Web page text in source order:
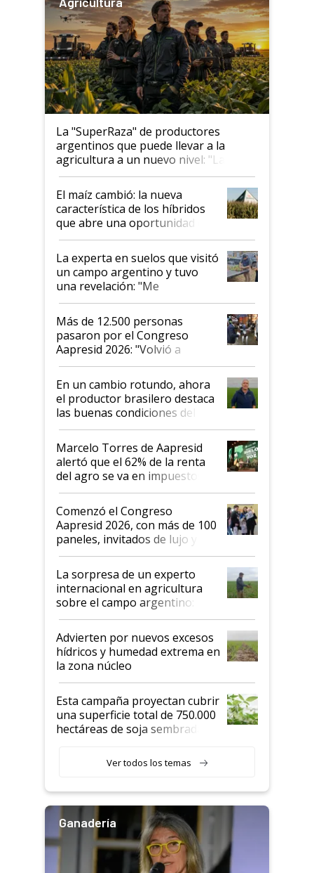
La "SuperRaza" de productores
argentinos que puede llevar a la
agricultura a un nuevo nivel: "Las
posibilidades de crecimiento son
infinitas"
El maíz cambió: la nueva
característica de los híbridos
que abre una oportunidad en
el lote
La experta en suelos que visitó
un campo argentino y tuvo
una revelación: "Me
impresionó mucho"
Más de 12.500 personas
pasaron por el Congreso
Aapresid 2026: "Volvió a
demostrar que hablar del
suelo es hablar de todo el
sistema productivo"
En un cambio rotundo, ahora
el productor brasilero destaca
las buenas condiciones del
agro argentino para invertir:
"Los veo más motivados"
Marcelo Torres de Aapresid
alertó que el 62% de la renta
del agro se va en impuestos:
"No es bueno que en
Argentina se sigan discutiendo
las mismas cosas de hace 50
años"
Comenzó el Congreso
Aapresid 2026, con más de 100
paneles, invitados de lujo y
todas las tendencias
La sorpresa de un experto
internacional en agricultura
sobre el campo argentino:
"Estoy muy impresionado"
Advierten por nuevos excesos
hídricos y humedad extrema en
la zona núcleo
Esta campaña proyectan cubrir
una superficie total de 750.000
hectáreas de soja sembradas
variedades que marcan un
salto tecnológico en genética y
Ver todos los temas
Ganadería